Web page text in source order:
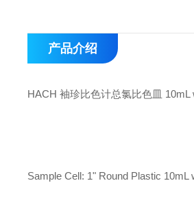
产品介绍
HACH 袖珍比色计总氯比色皿 10mL
Sample Cell: 1" Round Plastic 10mL